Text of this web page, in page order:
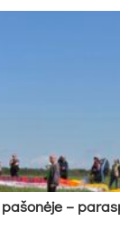
pa­šo­nė­je –